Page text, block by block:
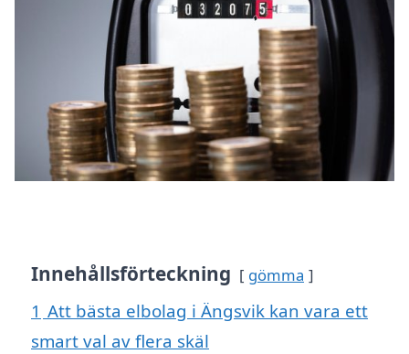
Innehållsförteckning gömma
1 Att bästa elbolag i Ängsvik kan vara ett
smart val av flera skäl